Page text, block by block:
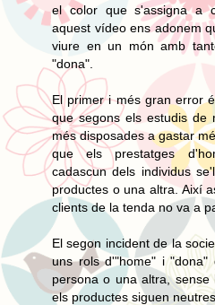
el color que s'assigna a
aquest vídeo ens adonem
viure en un món amb
"dona".
El primer i més gran error
que segons els estudis de
més disposades a gastar
que els prestatges
cadascun dels individus
productes o una altra. Així
clients de la tenda no va a
El segon incident de la
uns rols d'"home" i
persona o una altra, sense
els productes siguen